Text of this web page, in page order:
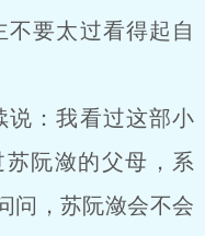
要太过看得起自
：我看过这部小
阮潋的父母，系
问，苏阮潋会不会